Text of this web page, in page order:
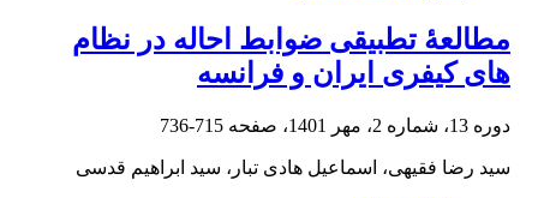
مطالعۀ تطبیقی ضوابط احاله در نظام‏
های کیفری ایران و فرانسه
دوره 13، شماره 2، مهر 1401، صفحه 715-736
سید رضا فقیهی، اسماعیل هادی تبار، سید ابراهیم قدسی